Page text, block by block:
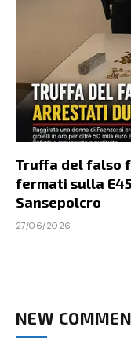
Truffa del falso
fermati sulla
Sansepolcro
27/06/2026
NEW